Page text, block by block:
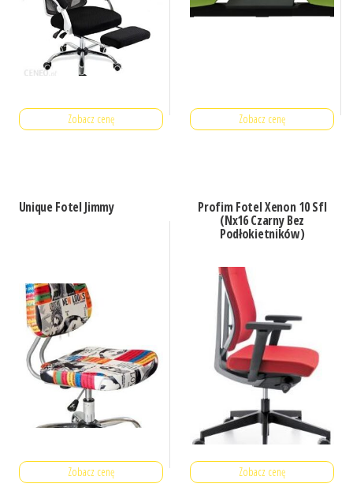
Zobacz cenę Zobacz cenę
Unique Fotel Jimmy
Zobacz cenę
Profim Fotel Xenon 10 Sfl
(Nx16 Czarny Bez
Podłokietników)
Zobacz cenę